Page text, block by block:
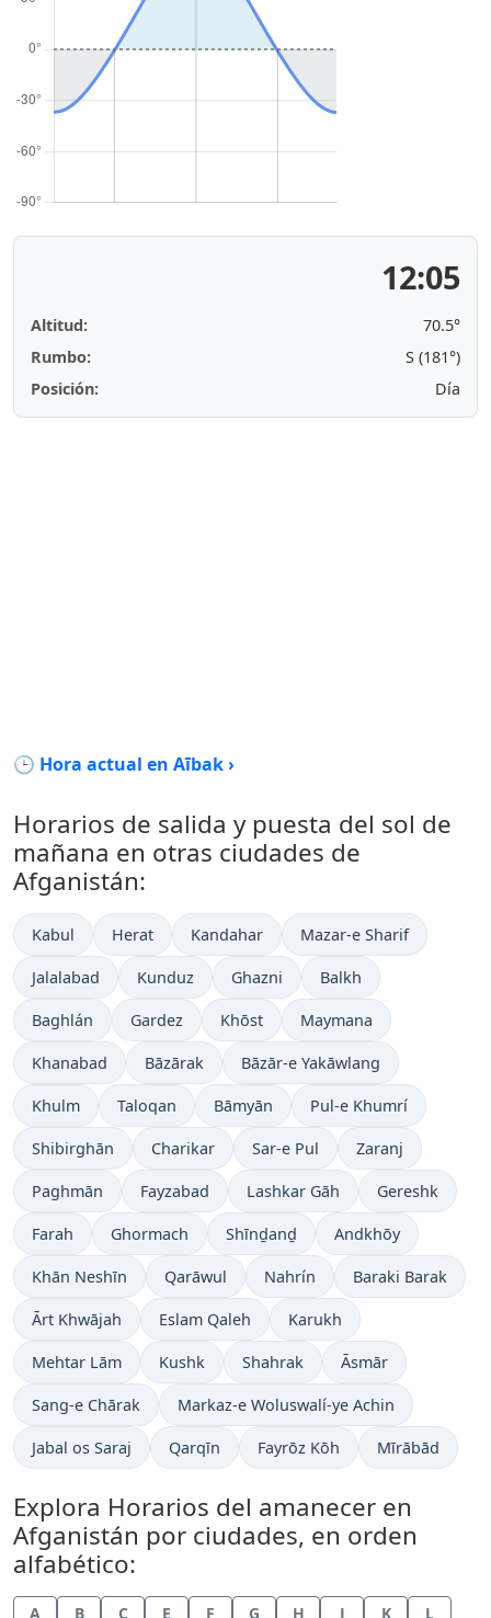
12:05
Altitud:
70.5°
Rumbo:
S (181°)
Posición:
Día
🕒 Hora actual en Aībak ›
Horarios de salida y puesta del sol de
mañana en otras ciudades de
Afganistán:
Kabul Herat Kandahar Mazar-e Sharif
Jalalabad Kunduz Ghazni Balkh
Baghlán Gardez Khōst Maymana
Khanabad Bāzārak Bāzār-e Yakāwlang
Khulm Taloqan Bāmyān Pul-e Khumrí
Shibirghān Charikar Sar-e Pul Zaranj
Paghmān Fayzabad Lashkar Gāh Gereshk
Farah Ghormach Shīnḏanḏ Andkhōy
Khān Neshīn Qarāwul Nahrín Baraki Barak
Ārt Khwājah Eslam Qaleh Karukh
Mehtar Lām Kushk Shahrak Āsmār
Sang-e Chārak Markaz-e Woluswalí-ye Achin
Jabal os Saraj Qarqīn Fayrōz Kōh Mīrābād
Explora Horarios del amanecer en
Afganistán por ciudades, en orden
alfabético:
A B C E F G H J K L